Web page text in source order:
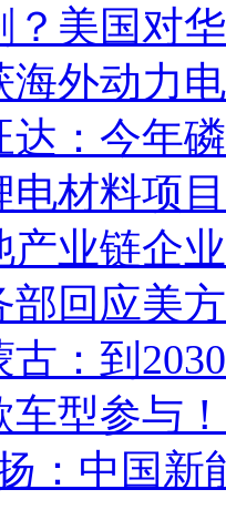
？美国对
海外动力
达：今年
电材料项
产业链企
部回应美
古：到
车型参与
：中国新